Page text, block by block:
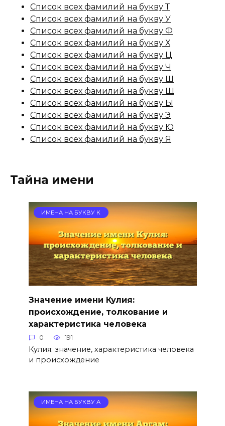
Список всех фамилий на букву Т
Список всех фамилий на букву У
Список всех фамилий на букву Ф
Список всех фамилий на букву Х
Список всех фамилий на букву Ц
Список всех фамилий на букву Ч
Список всех фамилий на букву Ш
Список всех фамилий на букву Щ
Список всех фамилий на букву Ы
Список всех фамилий на букву Э
Список всех фамилий на букву Ю
Список всех фамилий на букву Я
Тайна имени
ИМЕНА НА БУКВУ К
Значение имени Кулия:
происхождение, толкование и
характеристика человека
0 191
Кулия: значение, характеристика человека
и происхождение
ИМЕНА НА БУКВУ А